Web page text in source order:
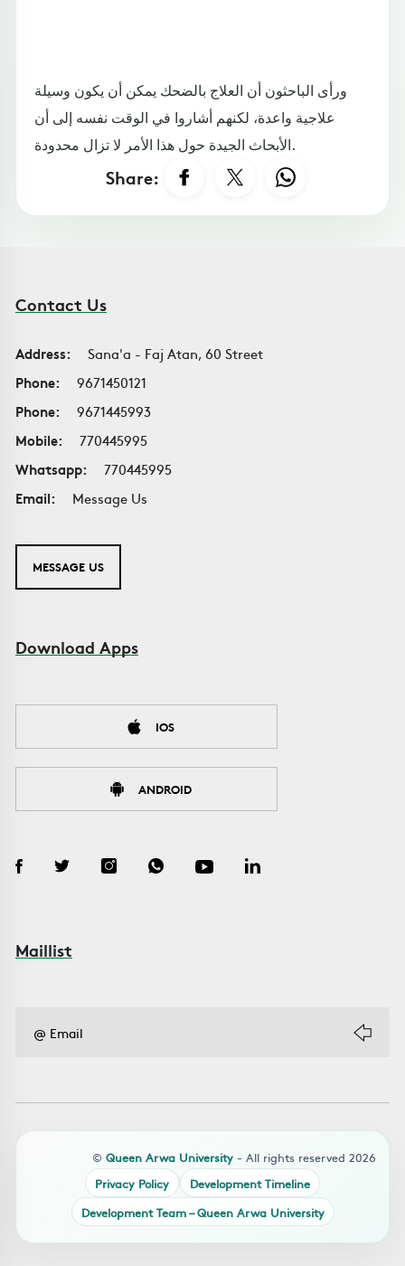
ورأى الباحثون أن العلاج بالضحك يمكن أن يكون وسيلة
علاجية واعدة، لكنهم أشاروا في الوقت نفسه إلى أن
الأبحاث الجيدة حول هذا الأمر لا تزال محدودة.
Share:
Contact Us
Address:
Sana'a - Faj Atan, 60 Street
Phone:
9671450121
Phone:
9671445993
Mobile:
770445995
Whatsapp:
770445995
Email:
Message Us
MESSAGE US
Download Apps
IOS
ANDROID
Maillist
© Queen Arwa University - All rights reserved 2026
Privacy Policy
Development Timeline
Development Team – Queen Arwa University